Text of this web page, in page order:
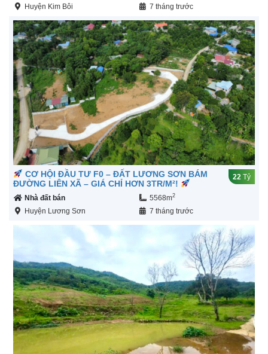
Huyện Kim Bôi 7 tháng trước
CƠ HỘI ĐẦU TƯ F0 – ĐẤT LƯƠNG SƠN BÁM
ĐƯỜNG LIÊN XÃ – GIÁ CHỈ HƠN 3TR/M²!
22 Tỷ
Nhà đất bán 5568m2
Huyện Lương Sơn 7 tháng trước